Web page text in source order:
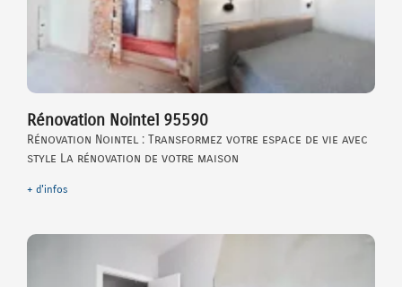
Rénovation Nointel 95590
Rénovation Nointel : Transformez votre espace de vie avec
style La rénovation de votre maison
+ d'infos